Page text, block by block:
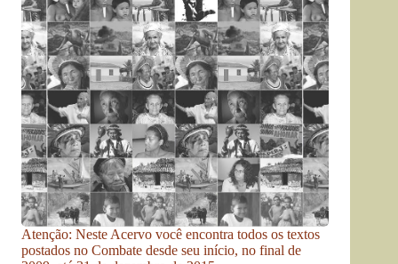
Atenção: Neste Acervo você encontra todos os textos
postados no Combate desde seu início, no final de